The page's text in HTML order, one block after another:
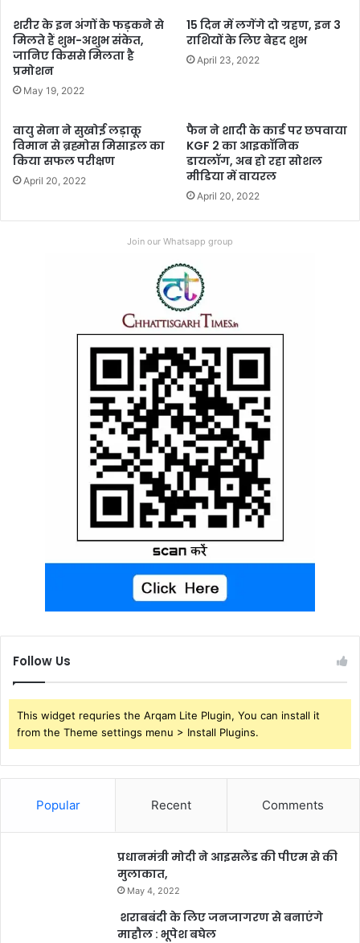
शरीर के इन अंगों के फड़कने से
मिलते हैं शुभ-अशुभ संकेत,
जानिए किससे मिलता है
प्रमोशन
May 19, 2022
15 दिन में लगेंगे दो ग्रहण, इन 3
राशियों के लिए बेहद शुभ
April 23, 2022
वायु सेना ने सुखोई लड़ाकू
विमान से ब्रह्मोस मिसाइल का
किया सफल परीक्षण
April 20, 2022
फैन ने शादी के कार्ड पर छपवाया
KGF 2 का आइकॉनिक
डायलॉग, अब हो रहा सोशल
मीडिया में वायरल
April 20, 2022
Join our Whatsapp group
Follow Us
This widget requries the Arqam Lite Plugin, You can install it
from the Theme settings menu > Install Plugins.
Popular Recent Comments
प्रधानमंत्री मोदी ने आइसलैंड की पीएम से की
मुलाकात,
May 4, 2022
शराबबंदी के लिए जनजागरण से बनाएंगे
माहौल : भूपेश बघेल